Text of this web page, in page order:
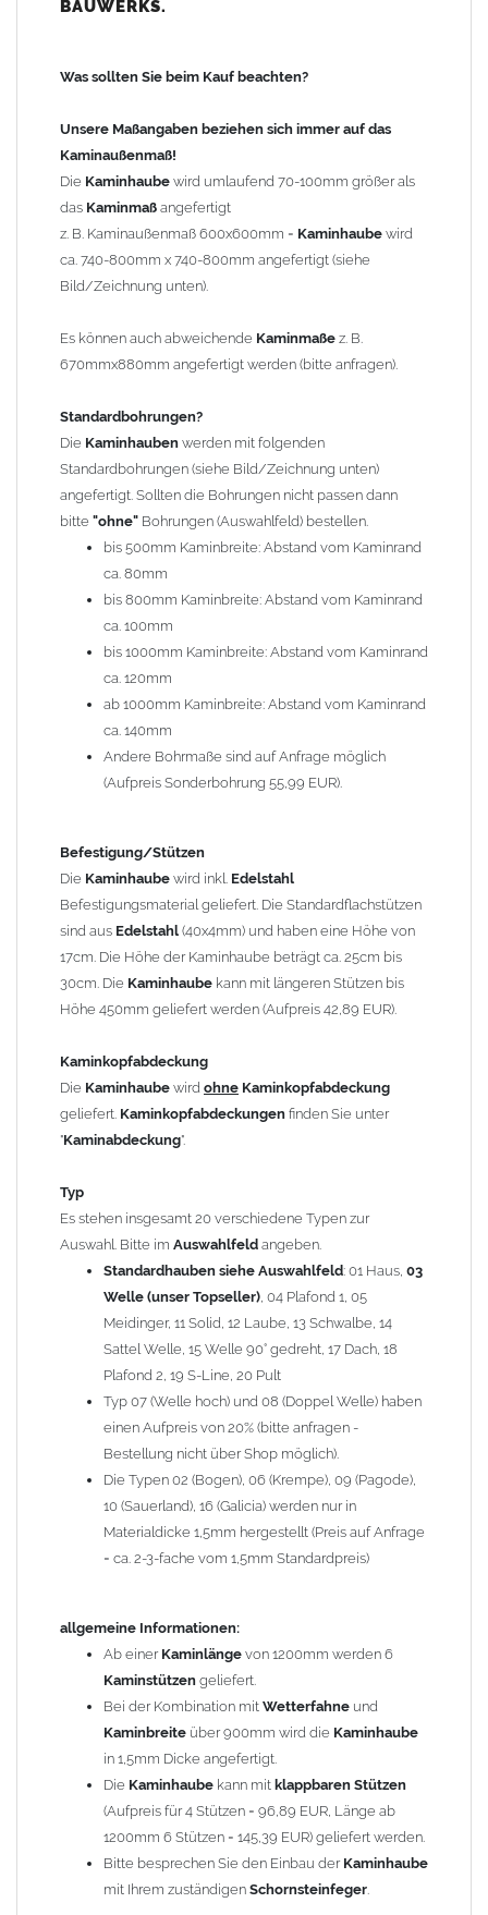
100mm
120mm
140mm
Andere Bohrmaße sind auf Anfrage möglich (Aufpreis
Sonderbohrung 55,99 EUR).
Befestigung/Stützen
Kaminhaubewird inkl. EdelstahlBefestigungsmaterial
geliefert. Die Standardflachstützen sind aus
beträgt ca. 25cm bis 30cm. DieKaminhaubekann mit längeren
Stützen bis Höhe 450mm geliefert werden (Aufpreis 42,89 EUR).
Kaminkopfabdeckung
Kaminhaubewirdohne Kaminkopfabdeckung
Kaminkopfabdeckungenfinden Sie unter "Kaminabdeckung
Es stehen insgesamt 20 verschiedene Typen zur Auswahl. Bitte
Auswahlfeldangeben.
Standardhauben siehe Auswahlfeld: 01 Haus,03 Welle
(unser Topseller)
Laube, 13 Schwalbe, 14 Sattel Welle, 15 Welle 90° gedreht,
17 Dach, 18 Plafond 2, 19 S-Line, 20 Pult
Typ 07 (Welle hoch) und 08 (Doppel Welle) haben einen
Aufpreis von 20% (bitte anfragen - Bestellung nicht über
Shop möglich).
Die Typen 02 (Bogen), 06 (Krempe), 09 (Pagode), 10
1,5mm hergestellt (Preis auf Anfrage = ca. 2-3-fache vom
1,5mm Standardpreis)
allgemeine Informationen:
Ab einer Kaminlängevon 1200mm werden 6
Kaminstützengeliefert.
Bei der Kombination mitWetterfahneundKaminbreite
angefertigt.
DieKaminhaubekann mitklappbaren Stützen
für 4 Stützen = 96,89 EUR, Länge ab 1200mm 6 Stützen =
145,39 EUR) geliefert werden.
Ihrem zuständigen
Hinweis: FürKaminhaubenundKaminabdeckungenkönnen wir
Nachnahme anbieten!
Lieferzeit: ca. 1-2 Wochen nach Zahlungseingang
Sonderanfertigung: Die Kaminhaube wird kundenspezifisch
angefertigt - keine Rücknahme möglich!
Zum Bild vergößern, bitte auf das Bild klicken!
BAUWERKS.
Was sollten Sie beim Kauf beachten?
Unsere Maßangaben beziehen sich immer auf das
Kaminaußenmaß!
Die Kaminhaube wird umlaufend 70-100mm größer als
das Kaminmaß angefertigt
z. B. Kaminaußenmaß 600x600mm = Kaminhaube wird
ca. 740-800mm x 740-800mm angefertigt (siehe
Bild/Zeichnung unten).
Es können auch abweichende Kaminmaße z. B.
670mmx880mm angefertigt werden (bitte anfragen).
Standardbohrungen?
Die Kaminhauben werden mit folgenden
Standardbohrungen (siehe Bild/Zeichnung unten)
angefertigt. Sollten die Bohrungen nicht passen dann
bitte "ohne" Bohrungen (Auswahlfeld) bestellen.
bis 500mm Kaminbreite: Abstand vom Kaminrand
ca. 80mm
bis 800mm Kaminbreite: Abstand vom Kaminrand
ca. 100mm
bis 1000mm Kaminbreite: Abstand vom Kaminrand
ca. 120mm
ab 1000mm Kaminbreite: Abstand vom Kaminrand
ca. 140mm
Andere Bohrmaße sind auf Anfrage möglich
(Aufpreis Sonderbohrung 55,99 EUR).
Befestigung/Stützen
Die Kaminhaube wird inkl. Edelstahl
Befestigungsmaterial geliefert. Die Standardflachstützen
sind aus Edelstahl (40x4mm) und haben eine Höhe von
17cm. Die Höhe der Kaminhaube beträgt ca. 25cm bis
30cm. Die Kaminhaube kann mit längeren Stützen bis
Höhe 450mm geliefert werden (Aufpreis 42,89 EUR).
Kaminkopfabdeckung
Die Kaminhaube wird ohne Kaminkopfabdeckung
geliefert. Kaminkopfabdeckungen finden Sie unter
"Kaminabdeckung".
Typ
Es stehen insgesamt 20 verschiedene Typen zur
Auswahl. Bitte im Auswahlfeld angeben.
Standardhauben siehe Auswahlfeld: 01 Haus, 03
Welle (unser Topseller), 04 Plafond 1, 05
Meidinger, 11 Solid, 12 Laube, 13 Schwalbe, 14
Sattel Welle, 15 Welle 90° gedreht, 17 Dach, 18
Plafond 2, 19 S-Line, 20 Pult
Typ 07 (Welle hoch) und 08 (Doppel Welle) haben
einen Aufpreis von 20% (bitte anfragen -
Bestellung nicht über Shop möglich).
Die Typen 02 (Bogen), 06 (Krempe), 09 (Pagode),
10 (Sauerland), 16 (Galicia) werden nur in
Materialdicke 1,5mm hergestellt (Preis auf Anfrage
= ca. 2-3-fache vom 1,5mm Standardpreis)
allgemeine Informationen:
Ab einer Kaminlänge von 1200mm werden 6
Kaminstützen geliefert.
Bei der Kombination mit Wetterfahne und
Kaminbreite über 900mm wird die Kaminhaube
in 1,5mm Dicke angefertigt.
Die Kaminhaube kann mit klappbaren Stützen
(Aufpreis für 4 Stützen = 96,89 EUR, Länge ab
1200mm 6 Stützen = 145,39 EUR) geliefert werden.
Bitte besprechen Sie den Einbau der Kaminhaube
mit Ihrem zuständigen Schornsteinfeger.